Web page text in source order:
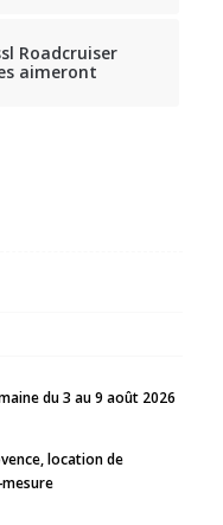
Roadcruiser
aimeront
du 3 au 9 août 2026
location de